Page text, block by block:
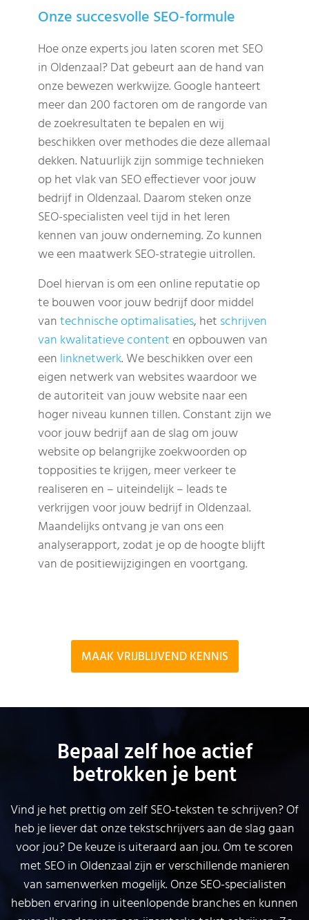
Onze succesvolle SEO-formule
Hoe onze experts jou laten scoren met SEO
in Oldenzaal? Dat gebeurt aan de hand van
onze bewezen werkwijze. Google hanteert
meer dan 200 factoren om de rangorde van
de zoekresultaten te bepalen en wij
beschikken over methodes die deze allemaal
dekken. Natuurlijk zijn sommige technieken
op het vlak van SEO effectiever voor jouw
bedrijf in Oldenzaal. Daarom steken onze
SEO-specialisten veel tijd in het leren
kennen van jouw onderneming. Zo kunnen
we een maatwerk SEO-strategie uitrollen.
Doel hiervan is om een online reputatie op
te bouwen voor jouw bedrijf door middel
vantechnische optimalisaties, het schrijven
van kwalitatieve contenten opbouwen van
een linknetwerk. We beschikken over een
eigen netwerk van websites waardoor we
de autoriteit van jouw website naar een
hoger niveau kunnen tillen. Constant zijn we
voor jouw bedrijf aan de slag om jouw
website op belangrijke zoekwoorden op
topposities te krijgen, meer verkeer te
realiseren en – uiteindelijk – leads te
verkrijgen voor jouw bedrijf in Oldenzaal.
Maandelijks ontvang je van ons een
analyserapport, zodat je op de hoogte blijft
van de positiewijzigingen en voortgang.
MAAK VRIJBLIJVEND KENNIS
Bepaal zelf hoe actief
betrokken je bent
Vind je het prettig om zelf SEO-teksten te schrijven? Of
heb je liever dat onze tekstschrijvers aan de slag gaan
voor jou? De keuze is uiteraard aan jou. Om te scoren
met SEO in Oldenzaal zijn er verschillende manieren
van samenwerken mogelijk. Onze SEO-specialisten
hebben ervaring in uiteenlopende branches en kunnen